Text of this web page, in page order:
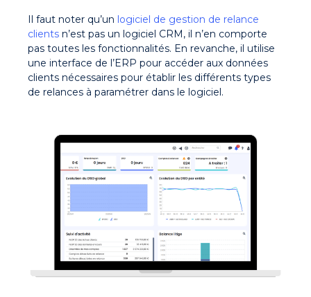
Il faut noter qu’un logiciel de gestion de relance
clients n’est pas un logiciel CRM, il n’en comporte
pas toutes les fonctionnalités. En revanche, il utilise
une interface de l’ERP pour accéder aux données
clients nécessaires pour établir les différents types
de relances à paramétrer dans le logiciel.